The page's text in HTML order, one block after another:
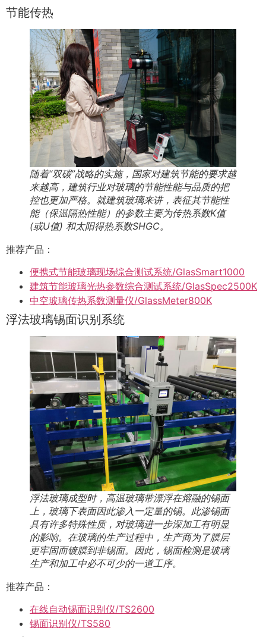
节能传热
随着“双碳”战略的实施，国家对建筑节能的要求越
来越高，建筑行业对玻璃的节能性能与品质的把
控也更加严格。就建筑玻璃来讲，表征其节能性
能（保温隔热性能）的参数主要为传热系数K值
(或U值) 和太阳得热系数SHGC。
推荐产品：
便携式节能玻璃现场综合测试系统/GlasSmart1000
建筑节能玻璃光热参数综合测试系统/GlasSpec2500K
中空玻璃传热系数测量仪/GlassMeter800K
浮法玻璃锡面识别系统
浮法玻璃成型时，高温玻璃带漂浮在熔融的锡面
上，玻璃下表面因此渗入一定量的锡。此渗锡面
具有许多特殊性质，对玻璃进一步深加工有明显
的影响。在玻璃的生产过程中，生产商为了膜层
更牢固而镀膜到非锡面。因此，锡面检测是玻璃
生产和加工中必不可少的一道工序。
推荐产品：
在线自动锡面识别仪/TS2600
锡面识别仪/TS580